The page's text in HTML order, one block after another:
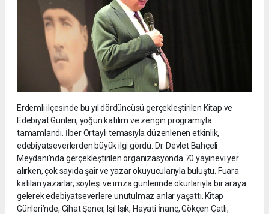
Erdemli ilçesinde bu yıl dördüncüsü gerçekleştirilen Kitap ve
Edebiyat Günleri, yoğun katılım ve zengin programıyla
tamamlandı. İlber Ortaylı temasıyla düzenlenen etkinlik,
edebiyatseverlerden büyük ilgi gördü. Dr. Devlet Bahçeli
Meydanı’nda gerçekleştirilen organizasyonda 70 yayınevi yer
alırken, çok sayıda şair ve yazar okuyucularıyla buluştu. Fuara
katılan yazarlar, söyleşi ve imza günlerinde okurlarıyla bir araya
gelerek edebiyatseverlere unutulmaz anlar yaşattı. Kitap
Günleri’nde, Cihat Şener, Işıl Işık, Hayati İnanç, Gökçen Çatlı,